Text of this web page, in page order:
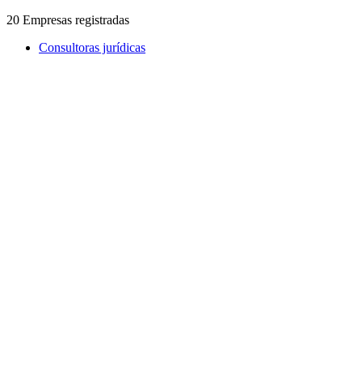
20 Empresas registradas
Consultoras jurídicas